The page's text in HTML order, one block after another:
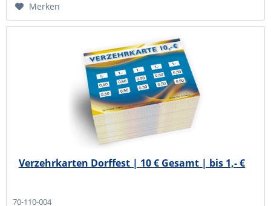
Merken
Verzehrkarten Dorffest | 10 € Gesamt | bis 1,- €
70-110-004